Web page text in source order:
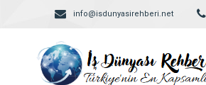
info@isdunyasirehberi.net